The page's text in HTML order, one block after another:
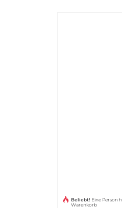
Beliebt! Eine Person
Warenkorb